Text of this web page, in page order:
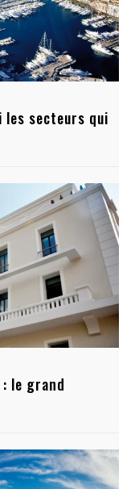
les secteurs qui
le grand